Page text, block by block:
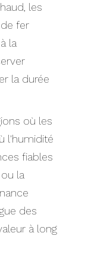
les
fer
la
la durée
où les
l'humidité
fiables
la
des
à long